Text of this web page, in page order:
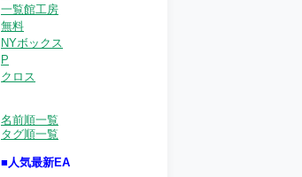
一覧館工房
無料
NYボックス
P
クロス
名前順一覧
タグ順一覧
■人気最新EA